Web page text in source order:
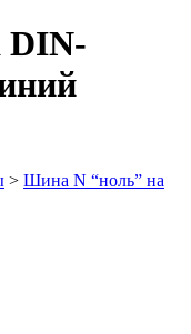
DIN-
> Шина N “ноль” на